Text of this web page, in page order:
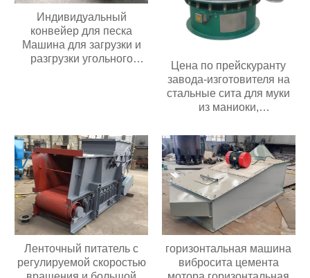
Индивидуальный
конвейер для песка
Машина для загрузки и
разгрузки угольного
Цена по прейскуранту
завода-изготовителя на
стальные сита для муки
из маниоки,
промышленности и
сельском хозяйстве;
роторное вибрационное
сито
Ленточный питатель с
регулируемой скоростью
горизонтальная машина
вибросита цемента